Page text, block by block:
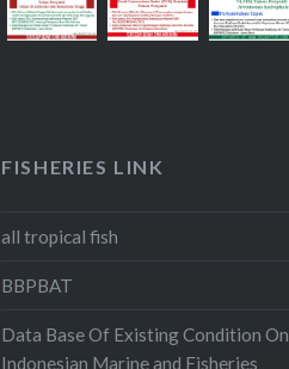
FISHERIES LINK
all tropical fish
BBPBAT
Data Base Of Existing Condition On
Indonesian Marine and Fisheries